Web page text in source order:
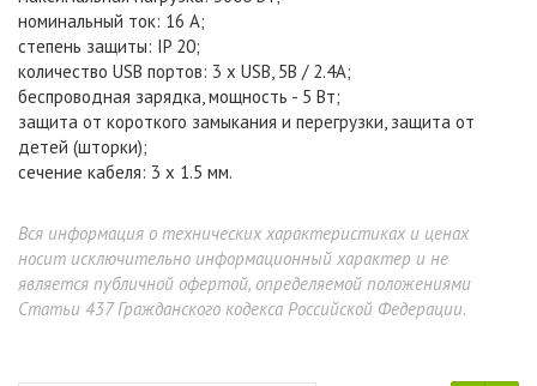
номинальный ток: 16 А;
степень защиты: IP 20;
количество USB портов: 3 x USB, 5В / 2.4A;
беспроводная зарядка, мощность - 5 Вт;
защита от короткого замыкания и перегрузки, защита от
детей (шторки);
сечение кабеля: 3 х 1.5 мм.
Вся информация о технических характеристиках и ценах
носит исключительно информационный характер и не
является публичной офертой, определяемой положениями
Статьи 437 Гражданского кодекса Российской Федерации.